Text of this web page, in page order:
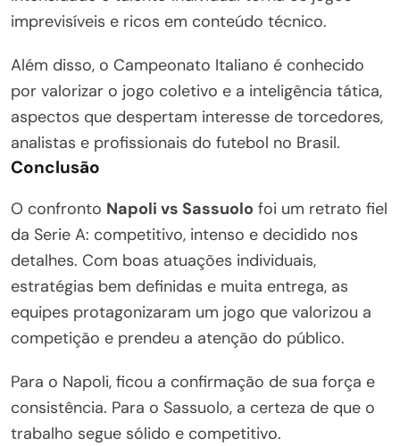
imprevisíveis e ricos em conteúdo técnico.
Além disso, o Campeonato Italiano é conhecido
por valorizar o jogo coletivo e a inteligência tática,
aspectos que despertam interesse de torcedores,
analistas e profissionais do futebol no Brasil.
Conclusão
O confronto Napoli vs Sassuolo foi um retrato fiel
da Serie A: competitivo, intenso e decidido nos
detalhes. Com boas atuações individuais,
estratégias bem definidas e muita entrega, as
equipes protagonizaram um jogo que valorizou a
competição e prendeu a atenção do público.
Para o Napoli, ficou a confirmação de sua força e
consistência. Para o Sassuolo, a certeza de que o
trabalho segue sólido e competitivo.